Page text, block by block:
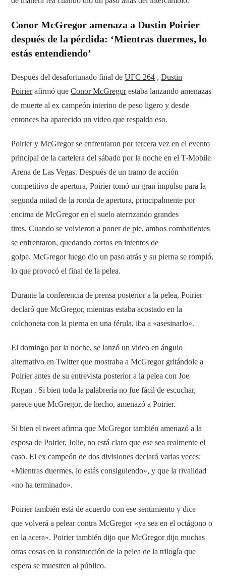
Conor McGregor amenaza a Dustin Poirier
después de la pérdida: ‘Mientras duermes, lo
estás entendiendo’
Después del desafortunado final deUFC 264 ,Dustin
Poirierafirmó queConor McGregorestaba lanzando amenazas
de muerte al ex campeón interino de peso ligero y desde
entonces ha aparecido un video que respalda eso.
Poirier y McGregor se enfrentaron por tercera vez en el evento
principal de la cartelera del sábado por la noche en el T-Mobile
Arena de Las Vegas. Después de un tramo de acción
competitivo de apertura, Poirier tomó un gran impulso para la
segunda mitad de la ronda de apertura, principalmente por
encima de McGregor en el suelo aterrizando grandes
tiros. Cuando se volvieron a poner de pie, ambos combatientes
se enfrentaron, quedando cortos en intentos de
golpe. McGregor luego dio un paso atrás y su pierna se rompió,
lo que provocó el final de la pelea.
Durante la conferencia de prensa posterior a la pelea, Poirier
declaró que McGregor, mientras estaba acostado en la
colchoneta con la pierna en una férula, iba a «asesinarlo».
El domingo por la noche, se lanzó un video en ángulo
alternativo en Twitter que mostraba a McGregor gritándole a
Poirier antes de su entrevista posterior a la pelea con Joe
Rogan . Si bien toda la palabrería no fue fácil de escuchar,
parece que McGregor, de hecho, amenazó a Poirier.
Si bien el tweet afirma que McGregor también amenazó a la
esposa de Poirier, Jolie, no está claro que ese sea realmente el
caso. El ex campeón de dos divisiones declaró varias veces:
«Mientras duermes, lo estás consiguiendo», y que la rivalidad
«no ha terminado».
Poirier también está de acuerdo con ese sentimiento y dice
que volverá a pelear contra McGregor «ya sea en el octágono o
en la acera». Poirier también dijo que McGregor dijo muchas
otras cosas en la construcción de la pelea de la trilogía que
espera se muestren al público.